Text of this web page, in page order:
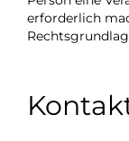
erforderlich